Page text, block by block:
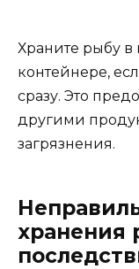
Храните рыбу в
контейнере,
сразу. Это
другими
загрязнения.
хранения